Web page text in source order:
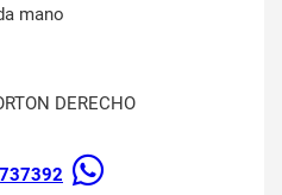
mano
DERECHO